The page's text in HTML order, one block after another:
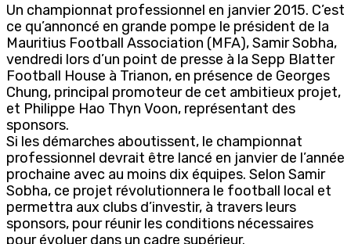
Un championnat professionnel en janvier 2015. C’est
ce qu’annoncé en grande pompe le président de la
Mauritius Football Association (MFA), Samir Sobha,
vendredi lors d’un point de presse à la Sepp Blatter
Football House à Trianon, en présence de Georges
Chung, principal promoteur de cet ambitieux projet,
et Philippe Hao Thyn Voon, représentant des
sponsors.
Si les démarches aboutissent, le championnat
professionnel devrait être lancé en janvier de l’année
prochaine avec au moins dix équipes. Selon Samir
Sobha, ce projet révolutionnera le football local et
permettra aux clubs d’investir, à travers leurs
sponsors, pour réunir les conditions nécessaires
pour évoluer dans un cadre supérieur.